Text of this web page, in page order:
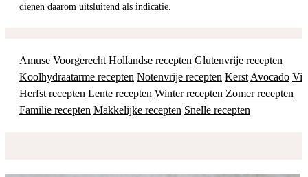
dienen daarom uitsluitend als indicatie.
Amuse Voorgerecht Hollandse recepten Glutenvrije recepten
Koolhydraatarme recepten Notenvrije recepten Kerst Avocado Vis
Herfst recepten Lente recepten Winter recepten Zomer recepten
Familie recepten Makkelijke recepten Snelle recepten